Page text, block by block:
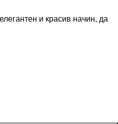
и красив начин, да